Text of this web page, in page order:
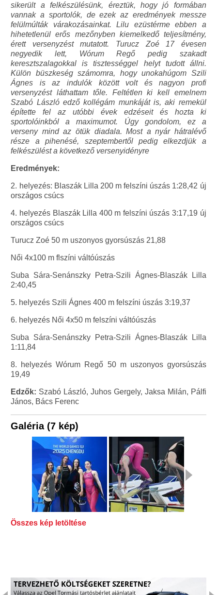
sikerült a felkészülésünk, éreztük, hogy jó formában
vannak a sportolók, de ezek az eredmények messze
felülmúlták várakozásainkat. Lilu ezüstérme ebben a
hihetetlenül erős mezőnyben kiemelkedő teljesítmény,
érett versenyzést mutatott. Turucz Zoé 17 évesen
negyedik lett, Wórum Regő pedig szakadt
keresztszalagokkal is tisztességgel helyt tudott állni.
Külön büszkeség számomra, hogy unokahúgom Szili
Ágnes is az indulók között volt és nagyon profi
versenyzést láthattam tőle. Feltétlen ki kell emelnem
Szabó László edző kollégám munkáját is, aki remekül
építette fel az utóbbi évek edzéseit és hozta ki
sportolóinkból a maximumot. Úgy gondolom, ez a
verseny mind az ötük diadala. Most a nyár hátralévő
része a pihenésé, szeptembertől pedig elkezdjük a
felkészülést a következő versenyidényre
Eredmények:
2. helyezés: Blaszák Lilla 200 m felszíni úszás 1:28,42 új
országos csúcs
4. helyezés Blaszák Lilla 400 m felszíni úszás 3:17,19 új
országos csúcs
Turucz Zoé 50 m uszonyos gyorsúszás 21,88
Női 4x100 m flszíni váltóúszás
Suba Sára-Senánszky Petra-Szili Ágnes-Blaszák Lilla
2:40,45
5. helyezés Szili Ágnes 400 m felszíni úszás 3:19,37
6. helyezés Női 4x50 m felszíni váltóúszás
Suba Sára-Senánszky Petra-Szili Ágnes-Blaszák Lilla
1:11,84
8. helyezés Wórum Regő 50 m uszonyos gyorsúszás
19,49
Edzők: Szabó László, Juhos Gergely, Jaksa Milán, Pálfi
János, Bács Ferenc
Galéria (7 kép)
Összes kép letöltése